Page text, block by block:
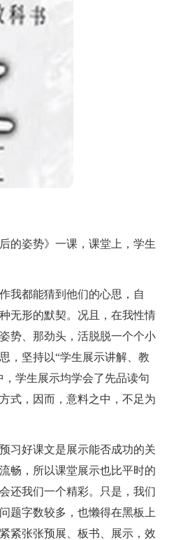
姿势》一课，课堂上，学生
都能猜到他们的心思，自
无形的默契。况且，在我性情
势、那劲头，活脱脱一个个小
，坚持以“学生展示讲解、教
学生展示均学会了先品读句
式，因而，意料之中，不足为
好课文是展示能否成功的关
畅，所以课堂展示也比平时的
还我们一个精彩。只是，我们
题字数较多，也懒得在黑板上
紧张张预展、板书、展示，效